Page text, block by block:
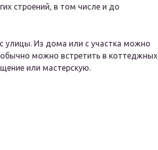
строений, в том числе и до
Из дома или с участка можно
можно встретить в коттеджных
или мастерскую.